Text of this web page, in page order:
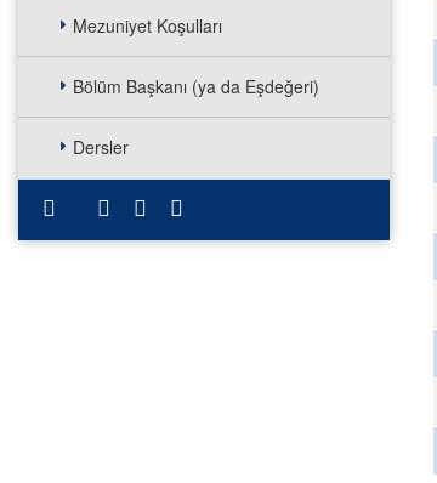
Mezuniyet Koşulları
Bölüm Başkanı (ya da Eşdeğeri)
Dersler